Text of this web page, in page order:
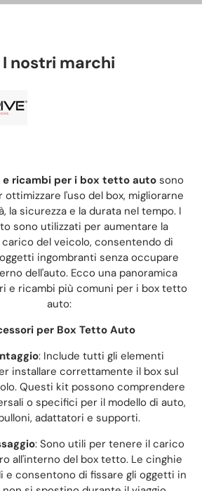
I nostri marchi
e ricambi per i box tetto autosono
ottimizzare l'uso del box, migliorarne
la sicurezza e la durata nel tempo. I
sono utilizzati per aumentare la
del veicolo, consentendo di
ingombranti senza occupare
dell'auto. Ecco una panoramica
e ricambi più comuni per i box tetto
auto:
per Box Tetto Auto
: Include tutti gli elementi
installare correttamente il box sul
Questi kit possono comprendere
o specifici per il modello di auto,
adattatori e supporti.
: Sono utili per tenere il carico
all'interno del box tetto. Le cinghie
e consentono di fissare gli oggetti in